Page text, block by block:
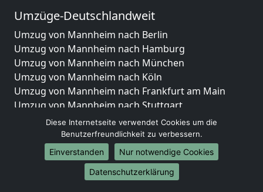
Umzüge-Deutschlandweit
Umzug von Mannheim nach Berlin
Umzug von Mannheim nach Hamburg
Umzug von Mannheim nach München
Umzug von Mannheim nach Köln
Umzug von Mannheim nach Frankfurt am Main
Umzug von Mannheim nach Stuttgart
Umzug von Mannheim nach Düsseldorf
Umzug von Mannheim nach Leipzig
Umzug von Mannheim nach Dortmund
Umzug von Mannheim nach Essen
Umzug von Mannheim nach Bremen
Diese Internetseite verwendet Cookies um die
Benutzerfreundlichkeit zu verbessern.
Einverstanden
Nur notwendige Cookies
Datenschutzerklärung